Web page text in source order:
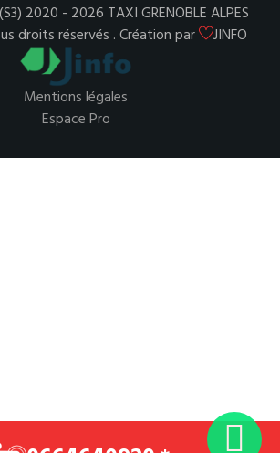
2020 - 2026 TAXI GRENOBLE ALPES
droits réservés . Création par
JINFO
Mentions légales
Espace Pro